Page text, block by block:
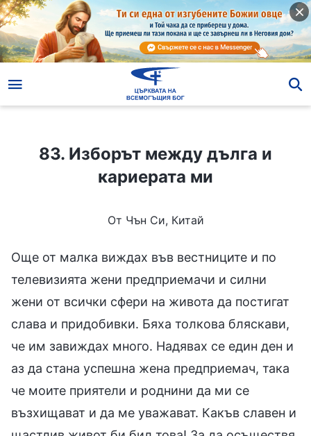
83. Изборът между дълга и кариерата ми
83. Изборът между дълга и
кариерата ми
От Чън Си, Китай
Още от малка виждах във вестниците и по
телевизията жени предприемачи и силни
жени от всички сфери на живота да постигат
слава и придобивки. Бяха толкова бляскави,
че им завиждах много. Надявах се един ден и
аз да стана успешна жена предприемач, така
че моите приятели и роднини да ми се
възхищават и да ме уважават. Какъв славен и